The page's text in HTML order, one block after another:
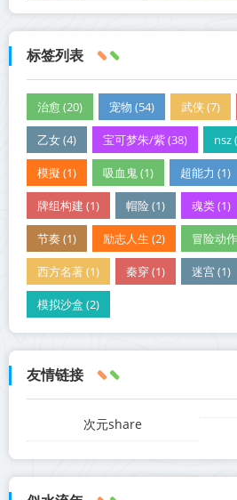
标签列表
治愈 (20) 宠物 (54) 武侠 (7)
乙女 (4) 宝可梦朱/紫 (38) nsz
模擬 (1) 吸血鬼 (1) 超能力 (1)
牌组构建 (1) 帽险 (1) 魂类 (1)
节奏 (1) 励志人生 (2) 冒险动
西方名著 (1) 秦穿 (1) 迷宫 (1)
模拟沙盒 (2)
友情链接
次元share